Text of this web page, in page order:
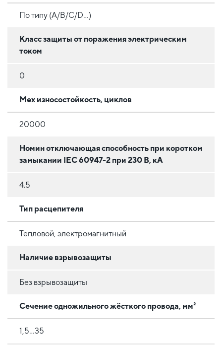
По типу (A/B/C/D...)
Класс защиты от поражения электрическим
током
0
Мех износостойкость, циклов
20000
Номин отключающая способность при коротком
замыкании IEC 60947-2 при 230 В, кА
4.5
Тип расцепителя
Тепловой, электромагнитный
Наличие взрывозащиты
Без взрывозащиты
Сечение одножильного жёсткого провода, мм²
1,5...35